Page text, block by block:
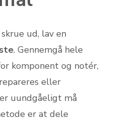
ud, lav en
. Gennemgå hele
komponent og notér,
eller
uundgåeligt må
er at dele